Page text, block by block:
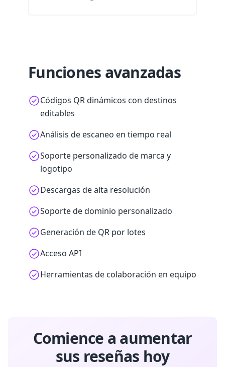
Funciones avanzadas
Códigos QR dinámicos con destinos
editables
Análisis de escaneo en tiempo real
Soporte personalizado de marca y
logotipo
Descargas de alta resolución
Soporte de dominio personalizado
Generación de QR por lotes
Acceso API
Herramientas de colaboración en equipo
Comience a aumentar
sus reseñas hoy